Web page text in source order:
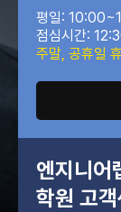
평일:
점심시간:
주말, 공휴일
엔지니어
학원 고객